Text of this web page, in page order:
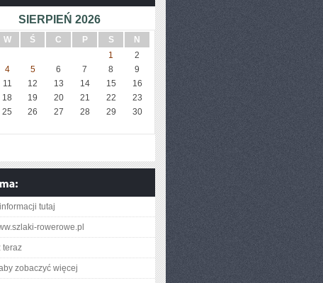
SIERPIEŃ 2026
W Ś C P S
N
1
2
4 5 6 7 8
9
11 12 13 14 15
16
18 19 20 21 22
23
25 26 27 28 29
30
tutaj
rowerowe.pl
teraz
zobaczyć więcej